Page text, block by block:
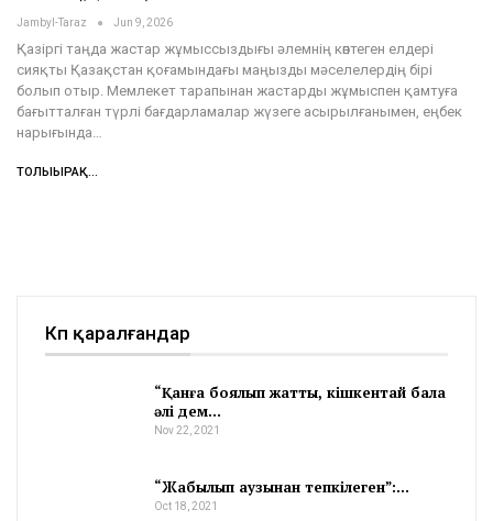
Jambyl-Taraz Jun 9, 2026
Қазіргі таңда жастар жұмыссыздығы әлемнің көптеген елдері
сияқты Қазақстан қоғамындағы маңызды мәселелердің бірі
болып отыр. Мемлекет тарапынан жастарды жұмыспен қамтуға
бағытталған түрлі бағдарламалар жүзеге асырылғанымен, еңбек
нарығында…
ТОЛЫҒЫРАҚ...
Көп қаралғандар
“Қанға боялып жатты, кішкентай бала
әлі дем…
Nov 22, 2021
“Жабылып аузынан тепкілеген”:…
Oct 18, 2021